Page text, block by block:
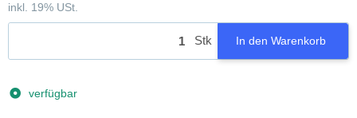
inkl. 19% USt.
Stk In den Warenkorb
verfügbar